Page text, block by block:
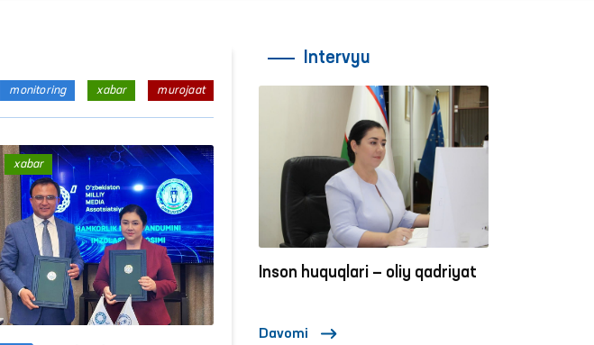
monitoring xabar murojaat
xabar
Intervyu
Inson huquqlari — oliy qadriyat Inson huquqlari — oliy qadriyat
Davomi